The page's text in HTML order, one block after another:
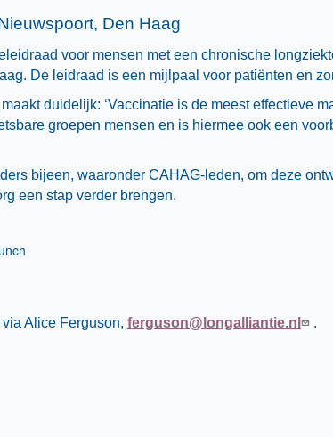
Den Haag
voor mensen met een chronische
De leidraad is een mijlpaal voor patiënten en
duidelijk: ‘Vaccinatie is de meest effectieve
groepen mensen en is hiermee ook een
bijeen, waaronder CAHAG-leden, om deze
een stap verder brengen.
Alice Ferguson, ferguson@longalliantie.nl .